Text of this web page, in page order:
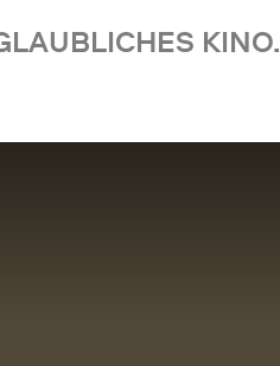
KINO.